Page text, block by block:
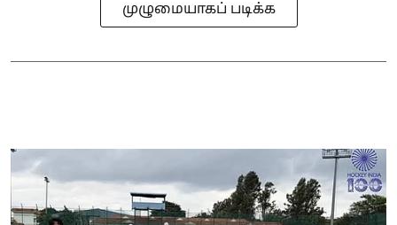
முழுமையாகப் படிக்க